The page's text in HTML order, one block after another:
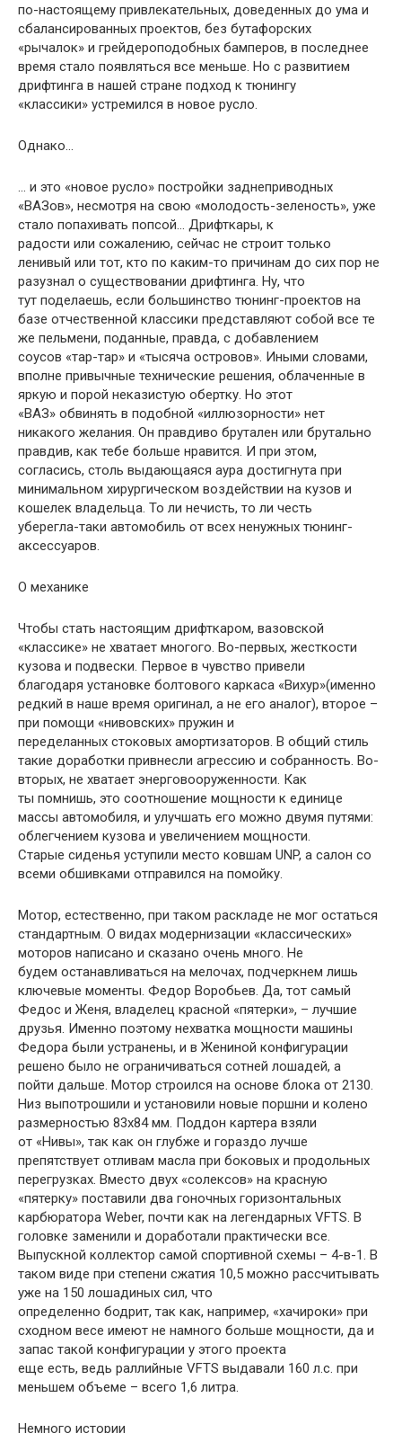
по-настоящему привлекательных, доведенных до ума и
сбалансированных проектов, без бутафорских
«рычалок» и грейдероподобных бамперов, в последнее
время стало появляться все меньше. Но с развитием
дрифтинга в нашей стране подход к тюнингу
«классики» устремился в новое русло.
Однако…
… и это «новое русло» постройки заднеприводных
«ВАЗов», несмотря на свою «молодость-зеленость», уже
стало попахивать попсой… Дрифткары, к
радости или сожалению, сейчас не строит только
ленивый или тот, кто по каким-то причинам до сих пор не
разузнал о существовании дрифтинга. Ну, что
тут поделаешь, если большинство тюнинг-проектов на
базе отчественной классики представляют собой все те
же пельмени, поданные, правда, с добавлением
соусов «тар-тар» и «тысяча островов». Иными словами,
вполне привычные технические решения, облаченные в
яркую и порой неказистую обертку. Но этот
«ВАЗ» обвинять в подобной «иллюзорности» нет
никакого желания. Он правдиво брутален или брутально
правдив, как тебе больше нравится. И при этом,
согласись, столь выдающаяся аура достигнута при
минимальном хирургическом воздействии на кузов и
кошелек владельца. То ли нечисть, то ли честь
уберегла-таки автомобиль от всех ненужных тюнинг-
аксессуаров.
О механике
Чтобы стать настоящим дрифткаром, вазовской
«классике» не хватает многого. Во-первых, жесткости
кузова и подвески. Первое в чувство привели
благодаря установке болтового каркаса «Вихур»(именно
редкий в наше время оригинал, а не его аналог), второе –
при помощи «нивовских» пружин и
переделанных стоковых амортизаторов. В общий стиль
такие доработки привнесли агрессию и собранность. Во-
вторых, не хватает энерговооруженности. Как
ты помнишь, это соотношение мощности к единице
массы автомобиля, и улучшать его можно двумя путями:
облегчением кузова и увеличением мощности.
Старые сиденья уступили место ковшам UNP, а салон со
всеми обшивками отправился на помойку.
Мотор, естественно, при таком раскладе не мог остаться
стандартным. О видах модернизации «классических»
моторов написано и сказано очень много. Не
будем останавливаться на мелочах, подчеркнем лишь
ключевые моменты. Федор Воробьев. Да, тот самый
Федос и Женя, владелец красной «пятерки», – лучшие
друзья. Именно поэтому нехватка мощности машины
Федора были устранены, и в Жениной конфигурации
решено было не ограничиваться сотней лошадей, а
пойти дальше. Мотор строился на основе блока от 2130.
Низ выпотрошили и установили новые поршни и колено
размерностью 83х84 мм. Поддон картера взяли
от «Нивы», так как он глубже и гораздо лучше
препятствует отливам масла при боковых и продольных
перегрузках. Вместо двух «солексов» на красную
«пятерку» поставили два гоночных горизонтальных
карбюратора Weber, почти как на легендарных VFTS. В
головке заменили и доработали практически все.
Выпускной коллектор самой спортивной схемы – 4-в-1. В
таком виде при степени сжатия 10,5 можно рассчитывать
уже на 150 лошадиных сил, что
определенно бодрит, так как, например, «хачироки» при
сходном весе имеют не намного больше мощности, да и
запас такой конфигурации у этого проекта
еще есть, ведь раллийные VFTS выдавали 160 л.с. при
меньшем объеме – всего 1,6 литра.
Немного истории